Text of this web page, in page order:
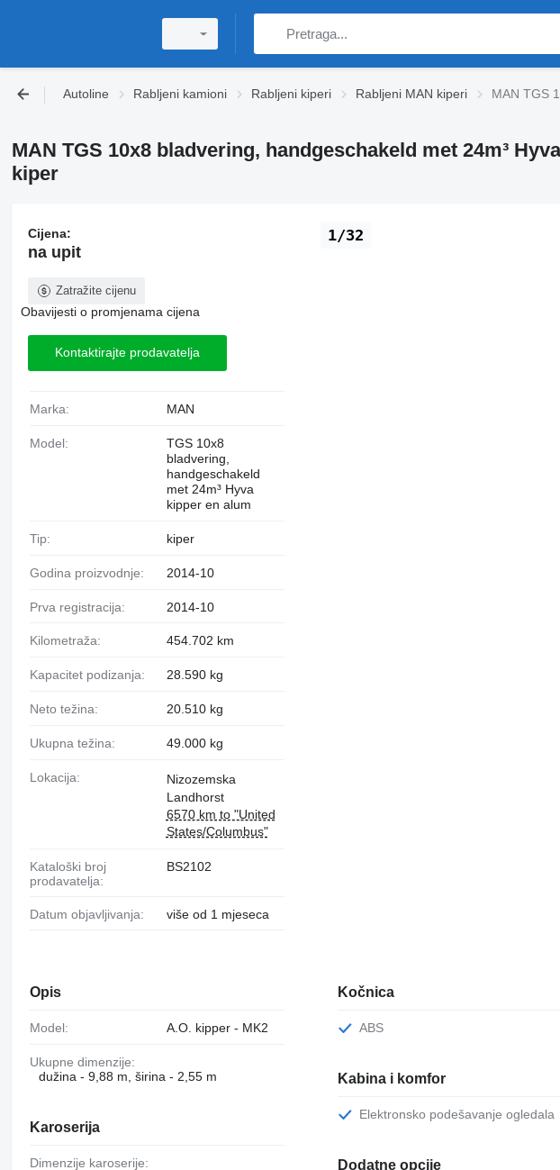
Autoline Rabljeni kamioni Rabljeni kiperi Rabljeni MAN kiperi MAN TGS
MAN TGS 10x8 bladvering, handgeschakeld met 24m³
kiper
1/32
Cijena:
na upit
Zatražite cijenu
Obavijesti o promjenama cijena
Kontaktirajte prodavatelja
Marka: MAN
Model:
TGS 10x8
bladvering,
handgeschakeld
met 24m³ Hyva
kipper en alum
Tip: kiper
Godina proizvodnje: 2014-10
Prva registracija: 2014-10
Kilometraža: 454.702 km
Kapacitet podizanja: 28.590 kg
Neto težina: 20.510 kg
Ukupna težina: 49.000 kg
Lokacija:
Nizozemska
Landhorst
6570 km to "United
States/Columbus"
Kataloški broj
prodavatelja:
BS2102
Datum objavljivanja: više od 1 mjeseca
Opis
Model: A.O. kipper - MK2
Ukupne dimenzije:
dužina - 9,88 m, širina - 2,55 m
Karoserija
Dimenzije karoserije:
Kočnica
ABS
Kabina i komfor
Elektronsko podešavanje ogledala
Dodatne opcije